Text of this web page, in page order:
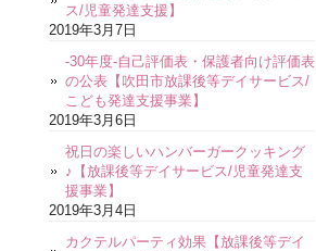
ス/児童発達支援】
2019年3月7日
-30年度-自己評価表・保護者向け評価表
の公表【吹田市放課後等デイサービス/
こども発達支援事業】
2019年3月6日
祝日の楽しいハンバーガークッキング
♪【放課後等デイサービス/児童発達支
援事業】
2019年3月4日
カクテルパーティ効果【放課後等デイ